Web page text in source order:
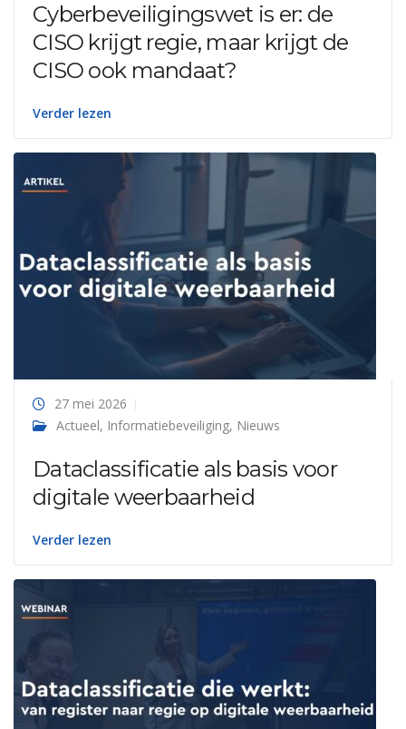
Cyberbeveiligingswet is er: de
CISO krijgt regie, maar krijgt de
CISO ook mandaat?
Verder lezen
27 mei 2026
Actueel, Informatiebeveiliging, Nieuws
Dataclassificatie als basis voor
digitale weerbaarheid
Verder lezen